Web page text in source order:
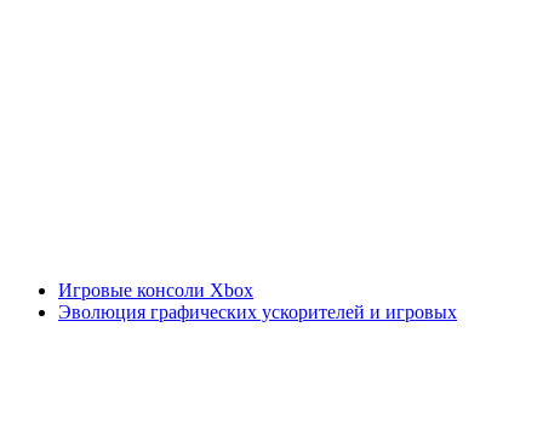
Игровые консоли Xbox
Эволюция графических ускорителей и игровых